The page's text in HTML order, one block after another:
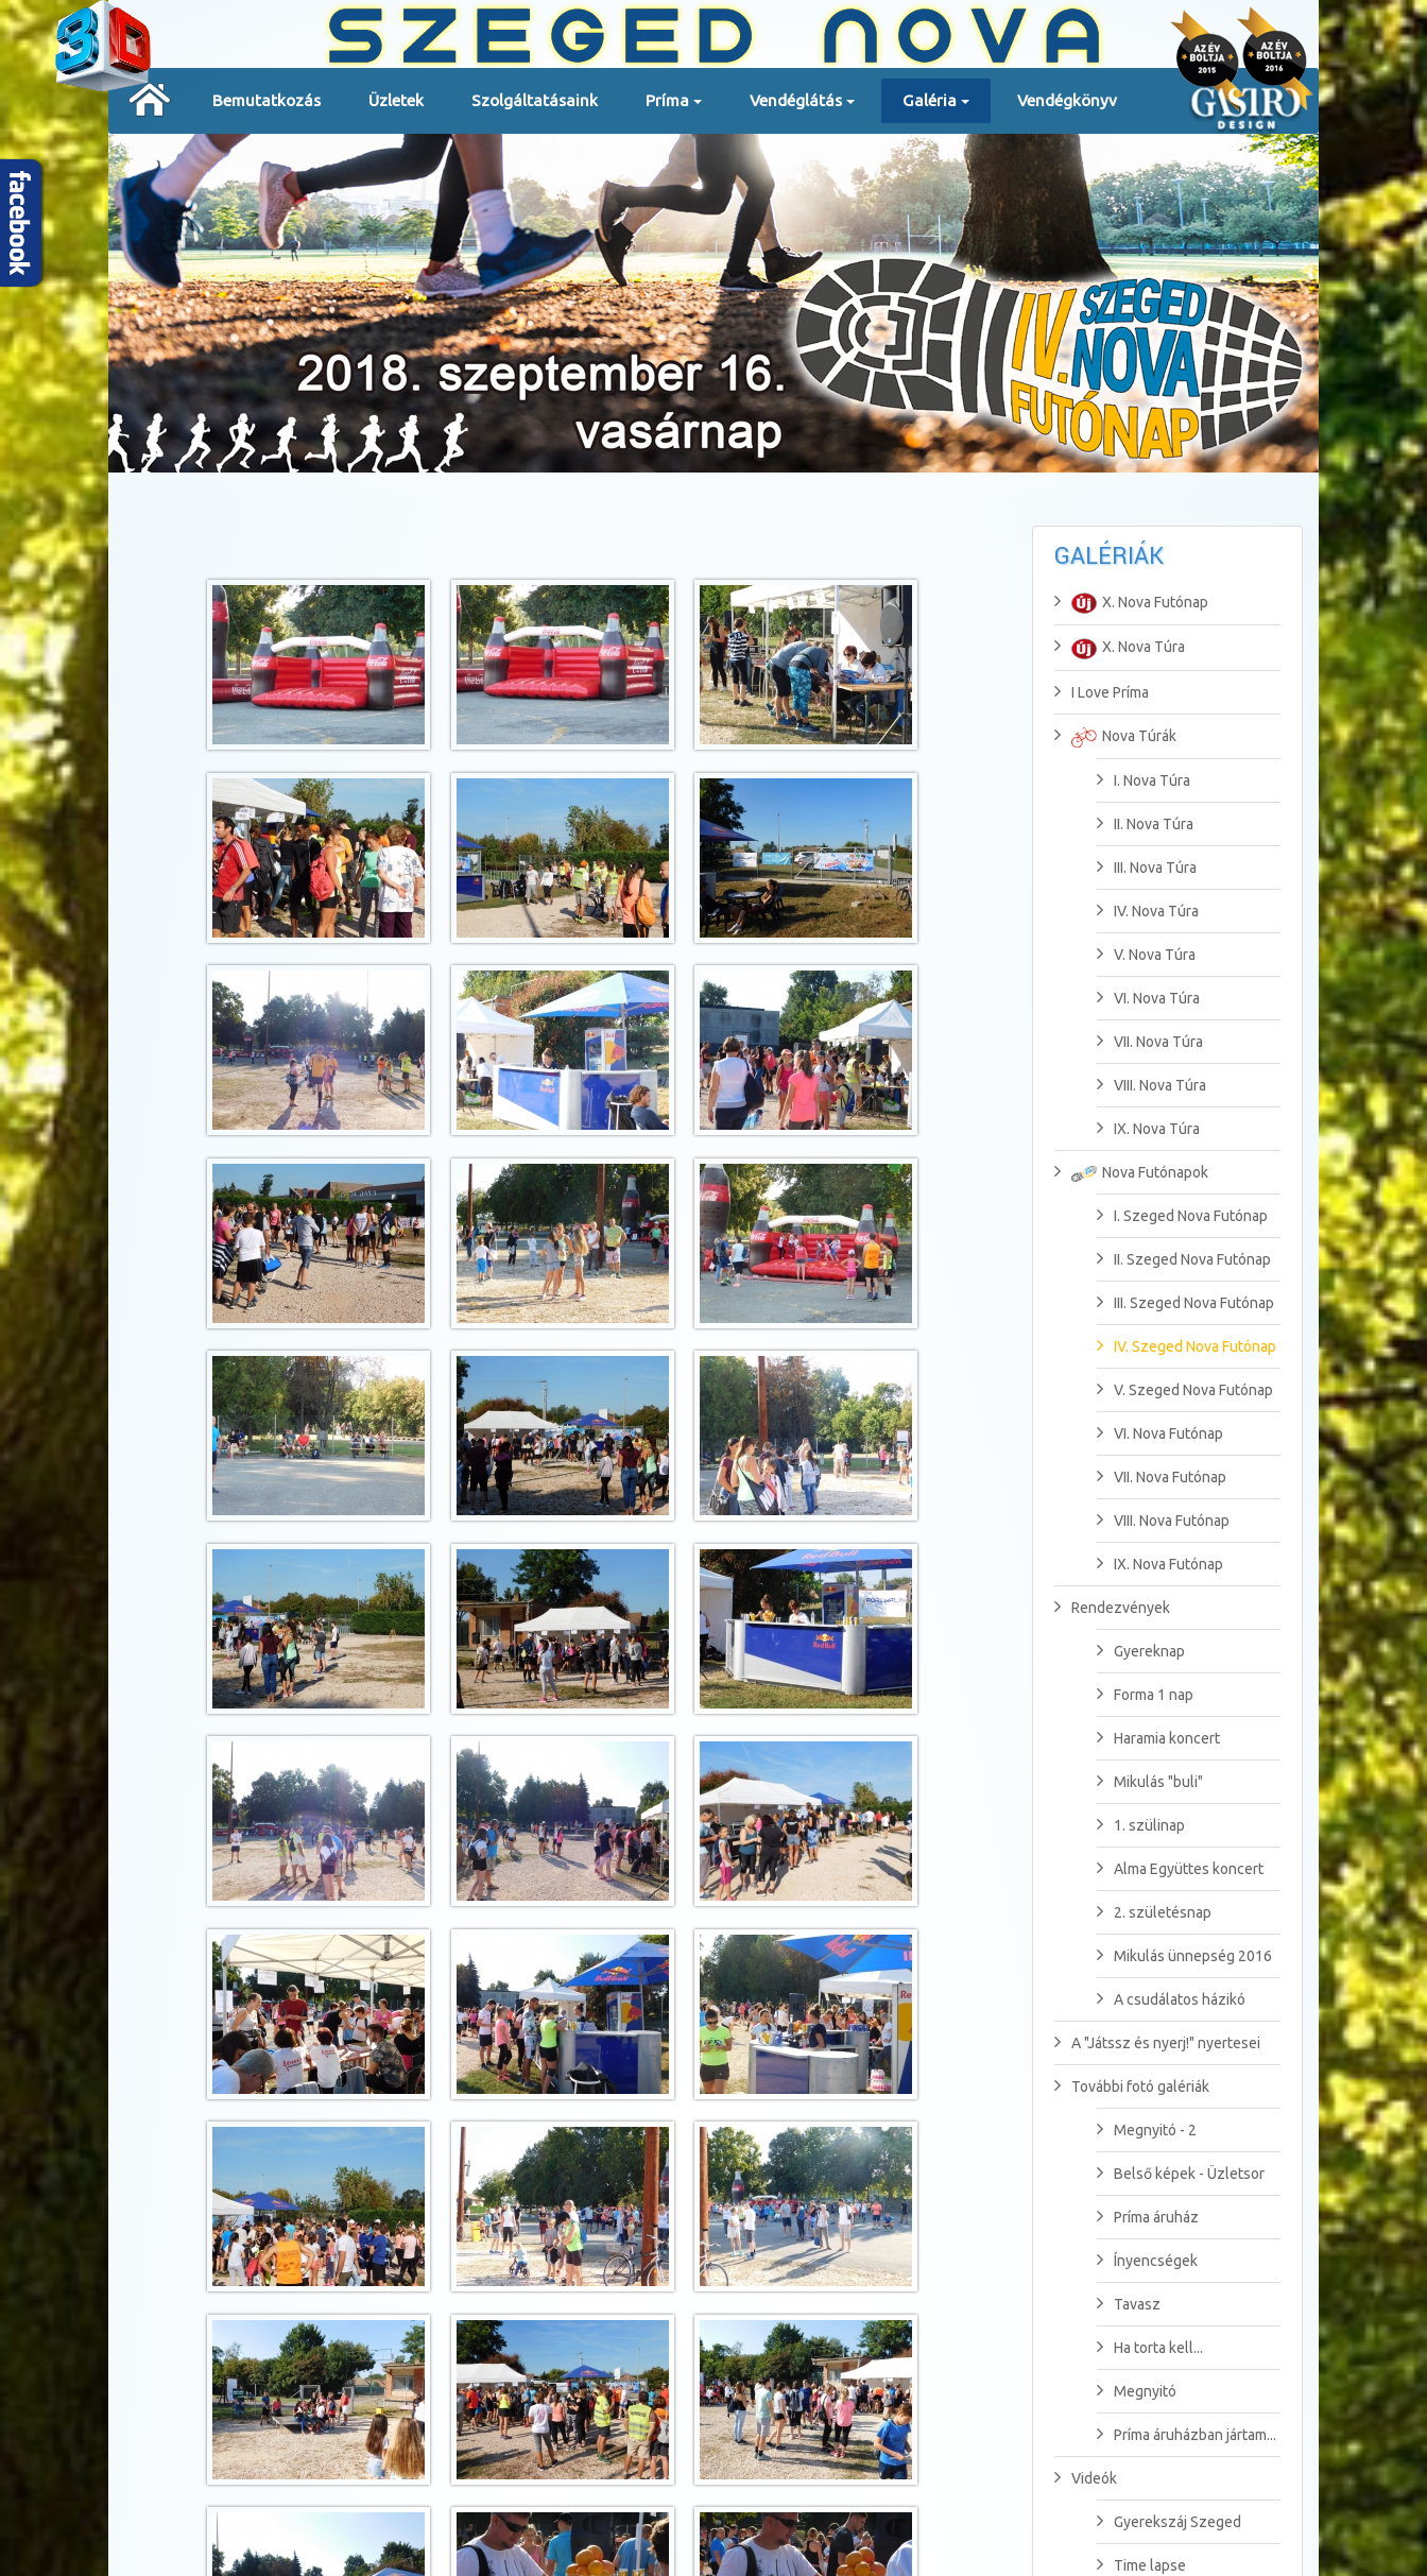
Bemutatkozás Üzletek Szolgáltatásaink Príma Vendéglátás Galéria Vendégkönyv
GALÉRIÁK
X. Nova Futónap
X. Nova Túra
I Love Príma
Nova Túrák
I. Nova Túra
II. Nova Túra
III. Nova Túra
IV. Nova Túra
V. Nova Túra
VI. Nova Túra
VII. Nova Túra
VIII. Nova Túra
IX. Nova Túra
Nova Futónapok
I. Szeged Nova Futónap
II. Szeged Nova Futónap
III. Szeged Nova Futónap
IV. Szeged Nova Futónap
V. Szeged Nova Futónap
VI. Nova Futónap
VII. Nova Futónap
VIII. Nova Futónap
IX. Nova Futónap
Rendezvények
Gyereknap
Forma 1 nap
Haramia koncert
Mikulás "buli"
1. szülinap
Alma Együttes koncert
2. születésnap
Mikulás ünnepség 2016
A csudálatos házikó
A "Játssz és nyerj!" nyertesei
További fotó galériák
Megnyitó - 2
Belső képek - Üzletsor
Príma áruház
Ínyencségek
Tavasz
Ha torta kell...
Megnyitó
Príma áruházban jártam...
Videók
Gyerekszáj Szeged
Time lapse